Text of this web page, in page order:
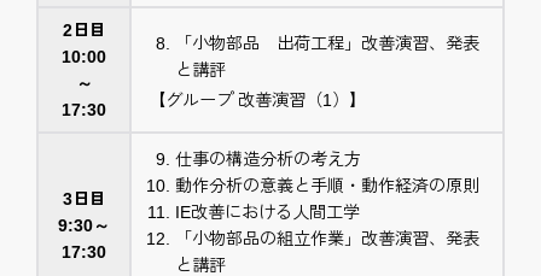
2日目
10:00
～
17:30
「小物部品 出荷工程」改善演習、発表
と講評
【グループ 改善演習（1）】
3日目
9:30～
17:30
仕事の構造分析の考え方
動作分析の意義と手順・動作経済の原則
IE改善における人間工学
「小物部品の組立作業」改善演習、発表
と講評